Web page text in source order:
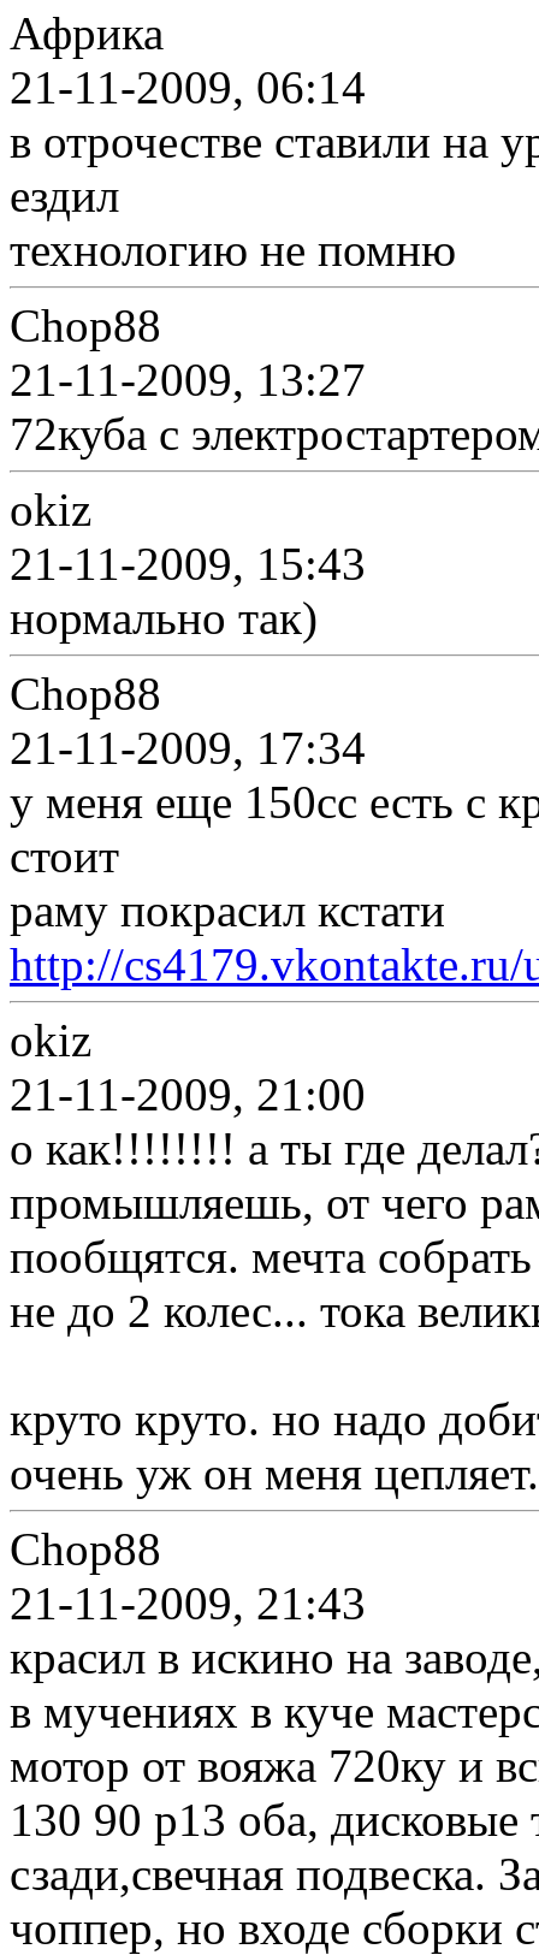
Африка
21-11-2009, 06:14
в отрочестве ставили на
ездил
технологию не помню
Chop88
21-11-2009, 13:27
72куба с
okiz
21-11-2009, 15:43
нормально так)
Chop88
21-11-2009, 17:34
у меня еще 150сс есть с
стоит
раму покрасил кстати
http://
okiz
21-11-2009, 21:00
о как!!!!!!!! а ты где
промышляешь, от чего
пообщятся. мечта
не до 2 колес... тока
круто круто. но надо
очень уж он меня цепляет.
Chop88
21-11-2009, 21:43
красил в искино на
в мучениях в куче
мотор от вояжа 720ку и
130 90 р13 оба, дисковые
сзади,свечная подвеска.
чоппер, но входе сборки